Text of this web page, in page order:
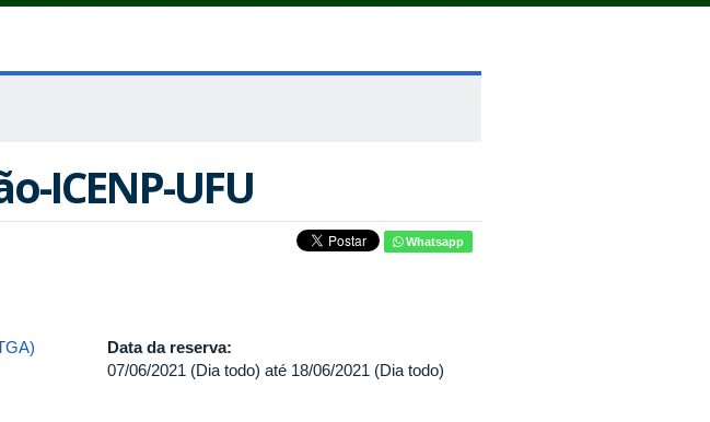
ICENP-UFU
Whatsapp
Data da reserva:
07/06/2021 (Dia todo) até 18/06/2021 (Dia todo)